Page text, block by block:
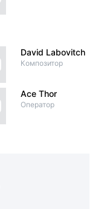
David Labovitch
Композитор
Ace Thor
Оператор